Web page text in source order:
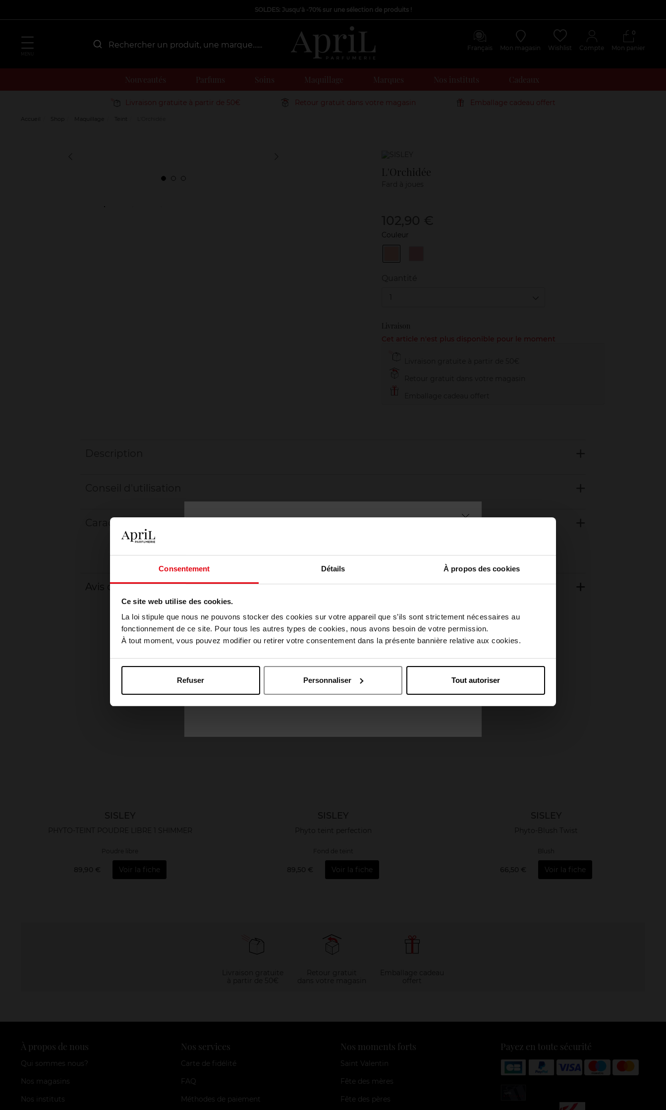
Consentement Détails À propos des cookies
Ce site web utilise des cookies.
La loi stipule que nous ne pouvons stocker des cookies sur votre appareil que s’ils sont strictement nécessaires au
fonctionnement de ce site. Pour tous les autres types de cookies, nous avons besoin de votre permission.
À tout moment, vous pouvez modifier ou retirer votre consentement dans la présente bannière relative aux cookies.
Refuser Personnaliser Tout autoriser
SOLDES: Jusqu'à -70% sur une sélection de produits !
Français Mon magasin Wishlist Compte Mon panier
0
Nouveautés Parfums Soins Maquillage Marques Nos instituts Cadeaux
Livraison gratuite à partir de 50€ Retour gratuit dans votre magasin Emballage cadeau offert
Accueil Shop Maquillage Teint
Marque
L'Orchidée
Couleur
Corail
1
Livraison
Cet article n'est plus disponible pour le moment
Caractéristiques
Avis client
Oublié quelque chose ?
SISLEY
PHYTO-TEINT POUDRE LIBRE 1 SHIMMER
89,90 € Voir la fiche
SISLEY
Phyto teint perfection
Fond de teint
89,50 € Voir la fiche
SISLEY
Phyto-Blush Twist
Blush
66,50 € Voir la fiche
À propos de nous
Qui sommes nous?
Nos magasins
Nos instituts
Nos services
Carte de fidélité
FAQ
Méthodes de paiement
Nos moments forts
Saint Valentin
Fête des mères
Fête des pères
Payez en toute sécurité
Choisissez votre pays